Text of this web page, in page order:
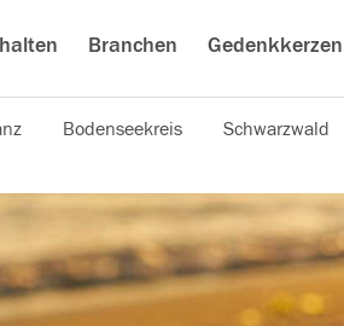
Branchen Gedenkkerzen
Bodenseekreis Schwarzwald